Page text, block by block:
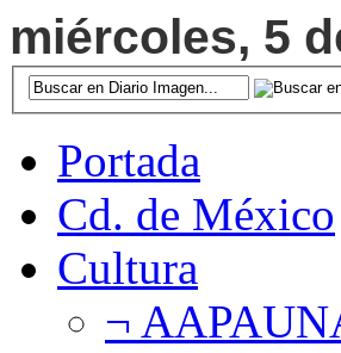
miércoles, 5
Portada
Cd. de México
Cultura
¬